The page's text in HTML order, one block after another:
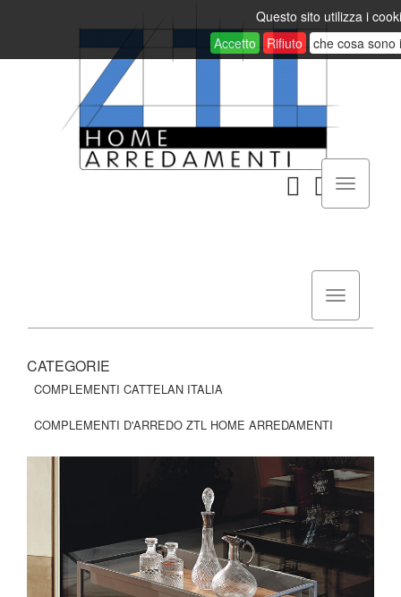
Questo sito utilizza i
Accetto
Rifiuto che cosa sono
CATEGORIE
COMPLEMENTI CATTELAN ITALIA
COMPLEMENTI D'ARREDO ZTL HOME ARREDAMENTI